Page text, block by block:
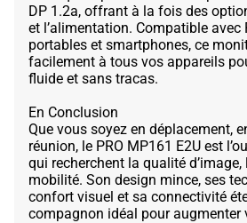
DP 1.2a, offrant à la fois des
et l’alimentation. Compatible avec
portables et smartphones, ce
facilement à tous vos appareils
fluide et sans tracas.
En Conclusion
Que vous soyez en déplacement,
réunion, le PRO MP161 E2U est
qui recherchent la qualité
mobilité. Son design mince, ses
confort visuel et sa connectivité
compagnon idéal pour augmenter